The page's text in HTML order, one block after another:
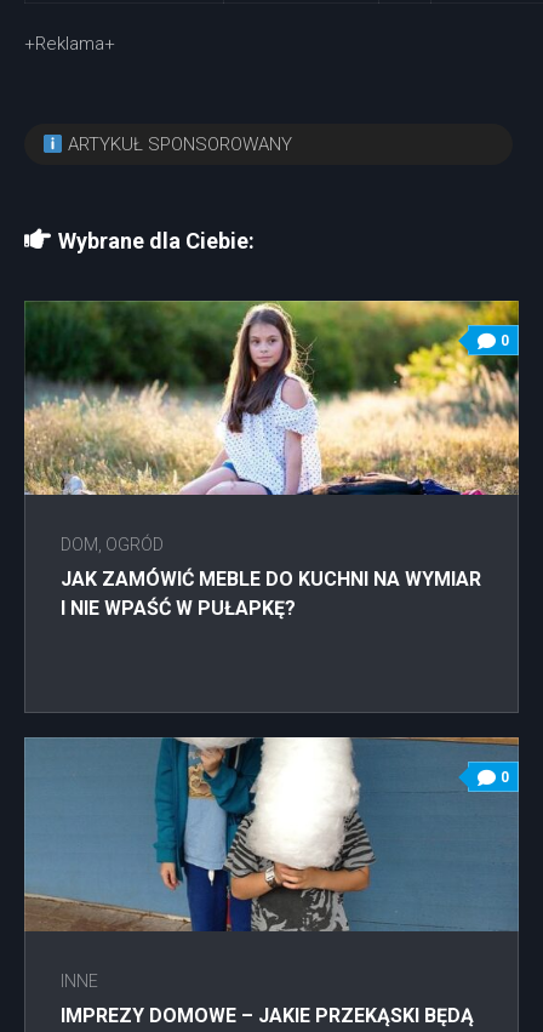
+Reklama+
ARTYKUŁ SPONSOROWANY
Wybrane dla Ciebie:
0
DOM, OGRÓD
JAK ZAMÓWIĆ MEBLE DO KUCHNI NA WYMIAR
I NIE WPAŚĆ W PUŁAPKĘ?
0
INNE
IMPREZY DOMOWE – JAKIE PRZEKĄSKI BĘDĄ